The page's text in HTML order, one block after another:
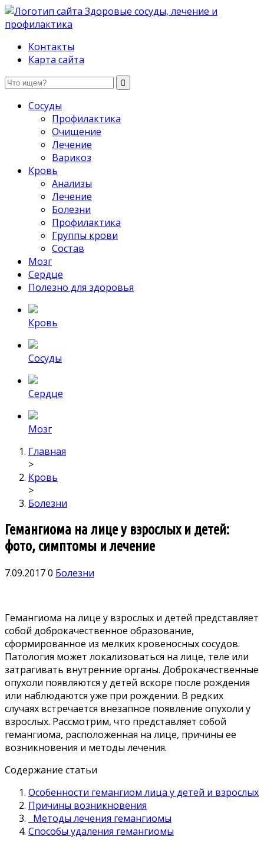
Здоровые сосуды, лечение и профилактика
Контакты
Карта сайта
Сосуды
Профилактика
Очищение
Лечение
Варикоз
Кровь
Анализы
Лечение
Болезни
Профилактика
Группы крови
Состав
Мозг
Сердце
Полезно для здоровья
Кровь
Сосуды
Сердце
Мозг
Главная
>
Кровь
>
Болезни
Гемангиома на лице у взрослых и детей:
фото, симптомы и лечение
7.09.20170 Болезни
Гемангиома на лице у взрослых и детей представляет
собой доброкачественное образование,
сформированное из мелких кровеносных сосудов.
Патология может локализоваться на лице, теле или
затрагивать внутренние органы. Доброкачественные
опухоли появляются у детей вскоре после рождения
или наблюдаются уже при рождении. В редких
случаях встречается внезапное появление опухоли у
взрослых. Рассмотрим, что представляет собой
гемангиома, расположенная на лице, причины ее
возникновения и методы лечения.
Содержание статьи
Особенности гемангиом лица у детей и взрослых
Причины возникновения
Методы лечения гемангиомы
Способы удаления гемангиомы